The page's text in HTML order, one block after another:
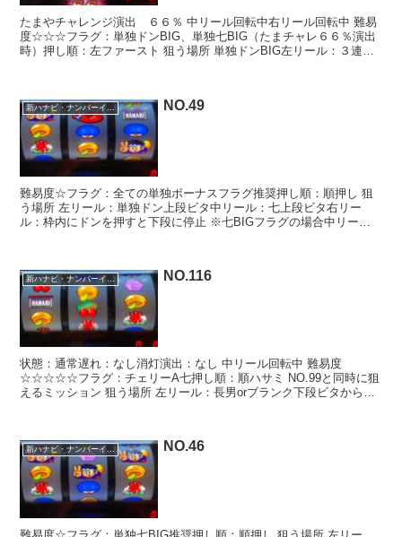
たまやチャレンジ演出 ６６％ 中リール回転中右リール回転中 難易
度☆☆☆フラグ：単独ドンBIG、単独七BIG（たまチャレ６６％演出
時）押し順：左ファースト 狙う場所 単独ドンBIG左リール：３連ド
新ハナビ・ナンバーイーツ NO.49
難易度☆フラグ：全ての単独ボーナスフラグ推奨押し順：順押し 狙
う場所 左リール：単独ドン上段ビタ中リール：七上段ビタ右リー
ル：枠内にドンを押すと下段に停止 ※七BIGフラグの場合中リール
NO.116
状態：通常遅れ：なし消灯演出：なし 中リール回転中 難易度
☆☆☆☆☆フラグ：チェリーA七押し順：順ハサミ NO.99と同時に狙
えるミッション 狙う場所 左リール：長男orブランク下段ビタから３
新ハナビ・ナンバーイーツ NO.46